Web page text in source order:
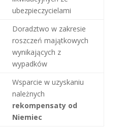
ubezpieczycielami
Doradztwo w zakresie
roszczeń majątkowych
wynikających z
wypadków
Wsparcie w uzyskaniu
należnych
rekompensaty od
Niemiec